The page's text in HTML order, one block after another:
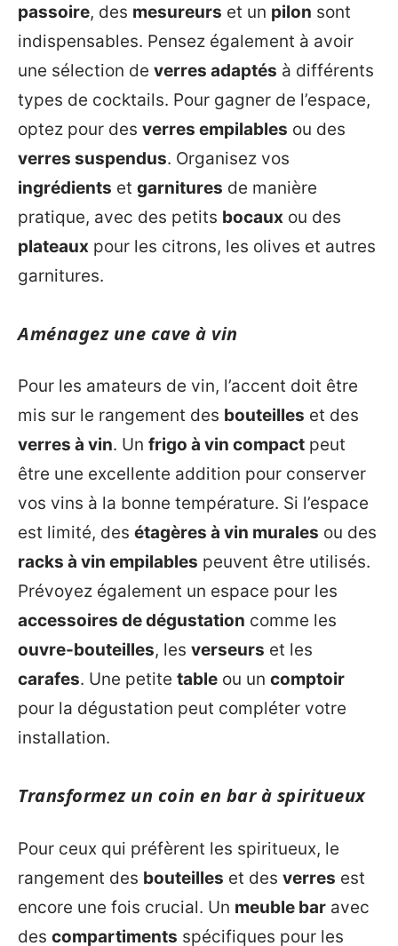
passoire, des mesureurs et un pilon sont
indispensables. Pensez également à avoir
une sélection de verres adaptés à différents
types de cocktails. Pour gagner de l’espace,
optez pour des verres empilables ou des
verres suspendus. Organisez vos
ingrédients et garnitures de manière
pratique, avec des petits bocaux ou des
plateaux pour les citrons, les olives et autres
garnitures.
Aménagez une cave à vin
Pour les amateurs de vin, l’accent doit être
mis sur le rangement des bouteilles et des
verres à vin. Un frigo à vin compact peut
être une excellente addition pour conserver
vos vins à la bonne température. Si l’espace
est limité, des étagères à vin murales ou des
racks à vin empilables peuvent être utilisés.
Prévoyez également un espace pour les
accessoires de dégustation comme les
ouvre-bouteilles, les verseurs et les
carafes. Une petite table ou un comptoir
pour la dégustation peut compléter votre
installation.
Transformez un coin en bar à spiritueux
Pour ceux qui préfèrent les spiritueux, le
rangement des bouteilles et des verres est
encore une fois crucial. Un meuble bar avec
des compartiments spécifiques pour les